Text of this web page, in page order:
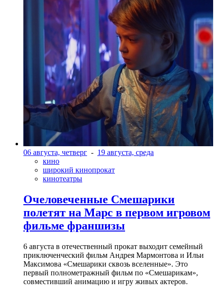
06 августа, четверг - 19 августа, среда
кино
широкий кинопрокат
кинотеатры
Очеловеченные Смешарики
полетят на Марс в первом игровом
фильме франшизы
6 августа в отечественный прокат выходит семейный
приключенческий фильм Андрея Мармонтова и Ильи
Максимова «Смешарики сквозь вселенные». Это
первый полнометражный фильм по «Смешарикам»,
совместивший анимацию и игру живых актеров.